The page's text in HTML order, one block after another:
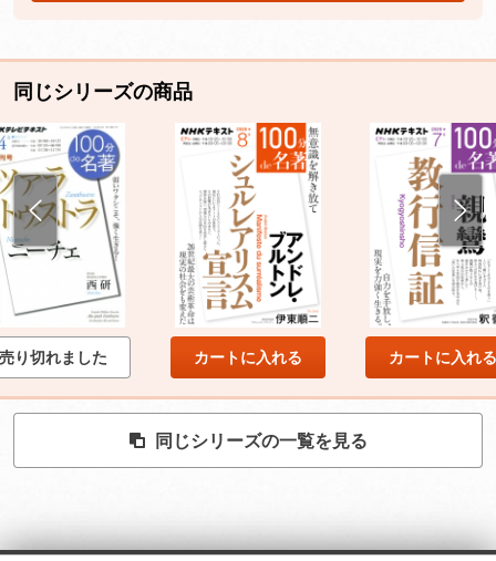
同じシリーズの商品
売り切れました カートに入れる カートに入れる
同じシリーズの一覧を見る